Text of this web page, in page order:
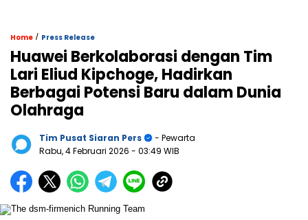
Home / Press Release
Huawei Berkolaborasi dengan Tim
Lari Eliud Kipchoge, Hadirkan
Berbagai Potensi Baru dalam Dunia
Olahraga
Tim Pusat Siaran Pers
- Pewarta
Rabu, 4 Februari 2026 - 03:49 WIB